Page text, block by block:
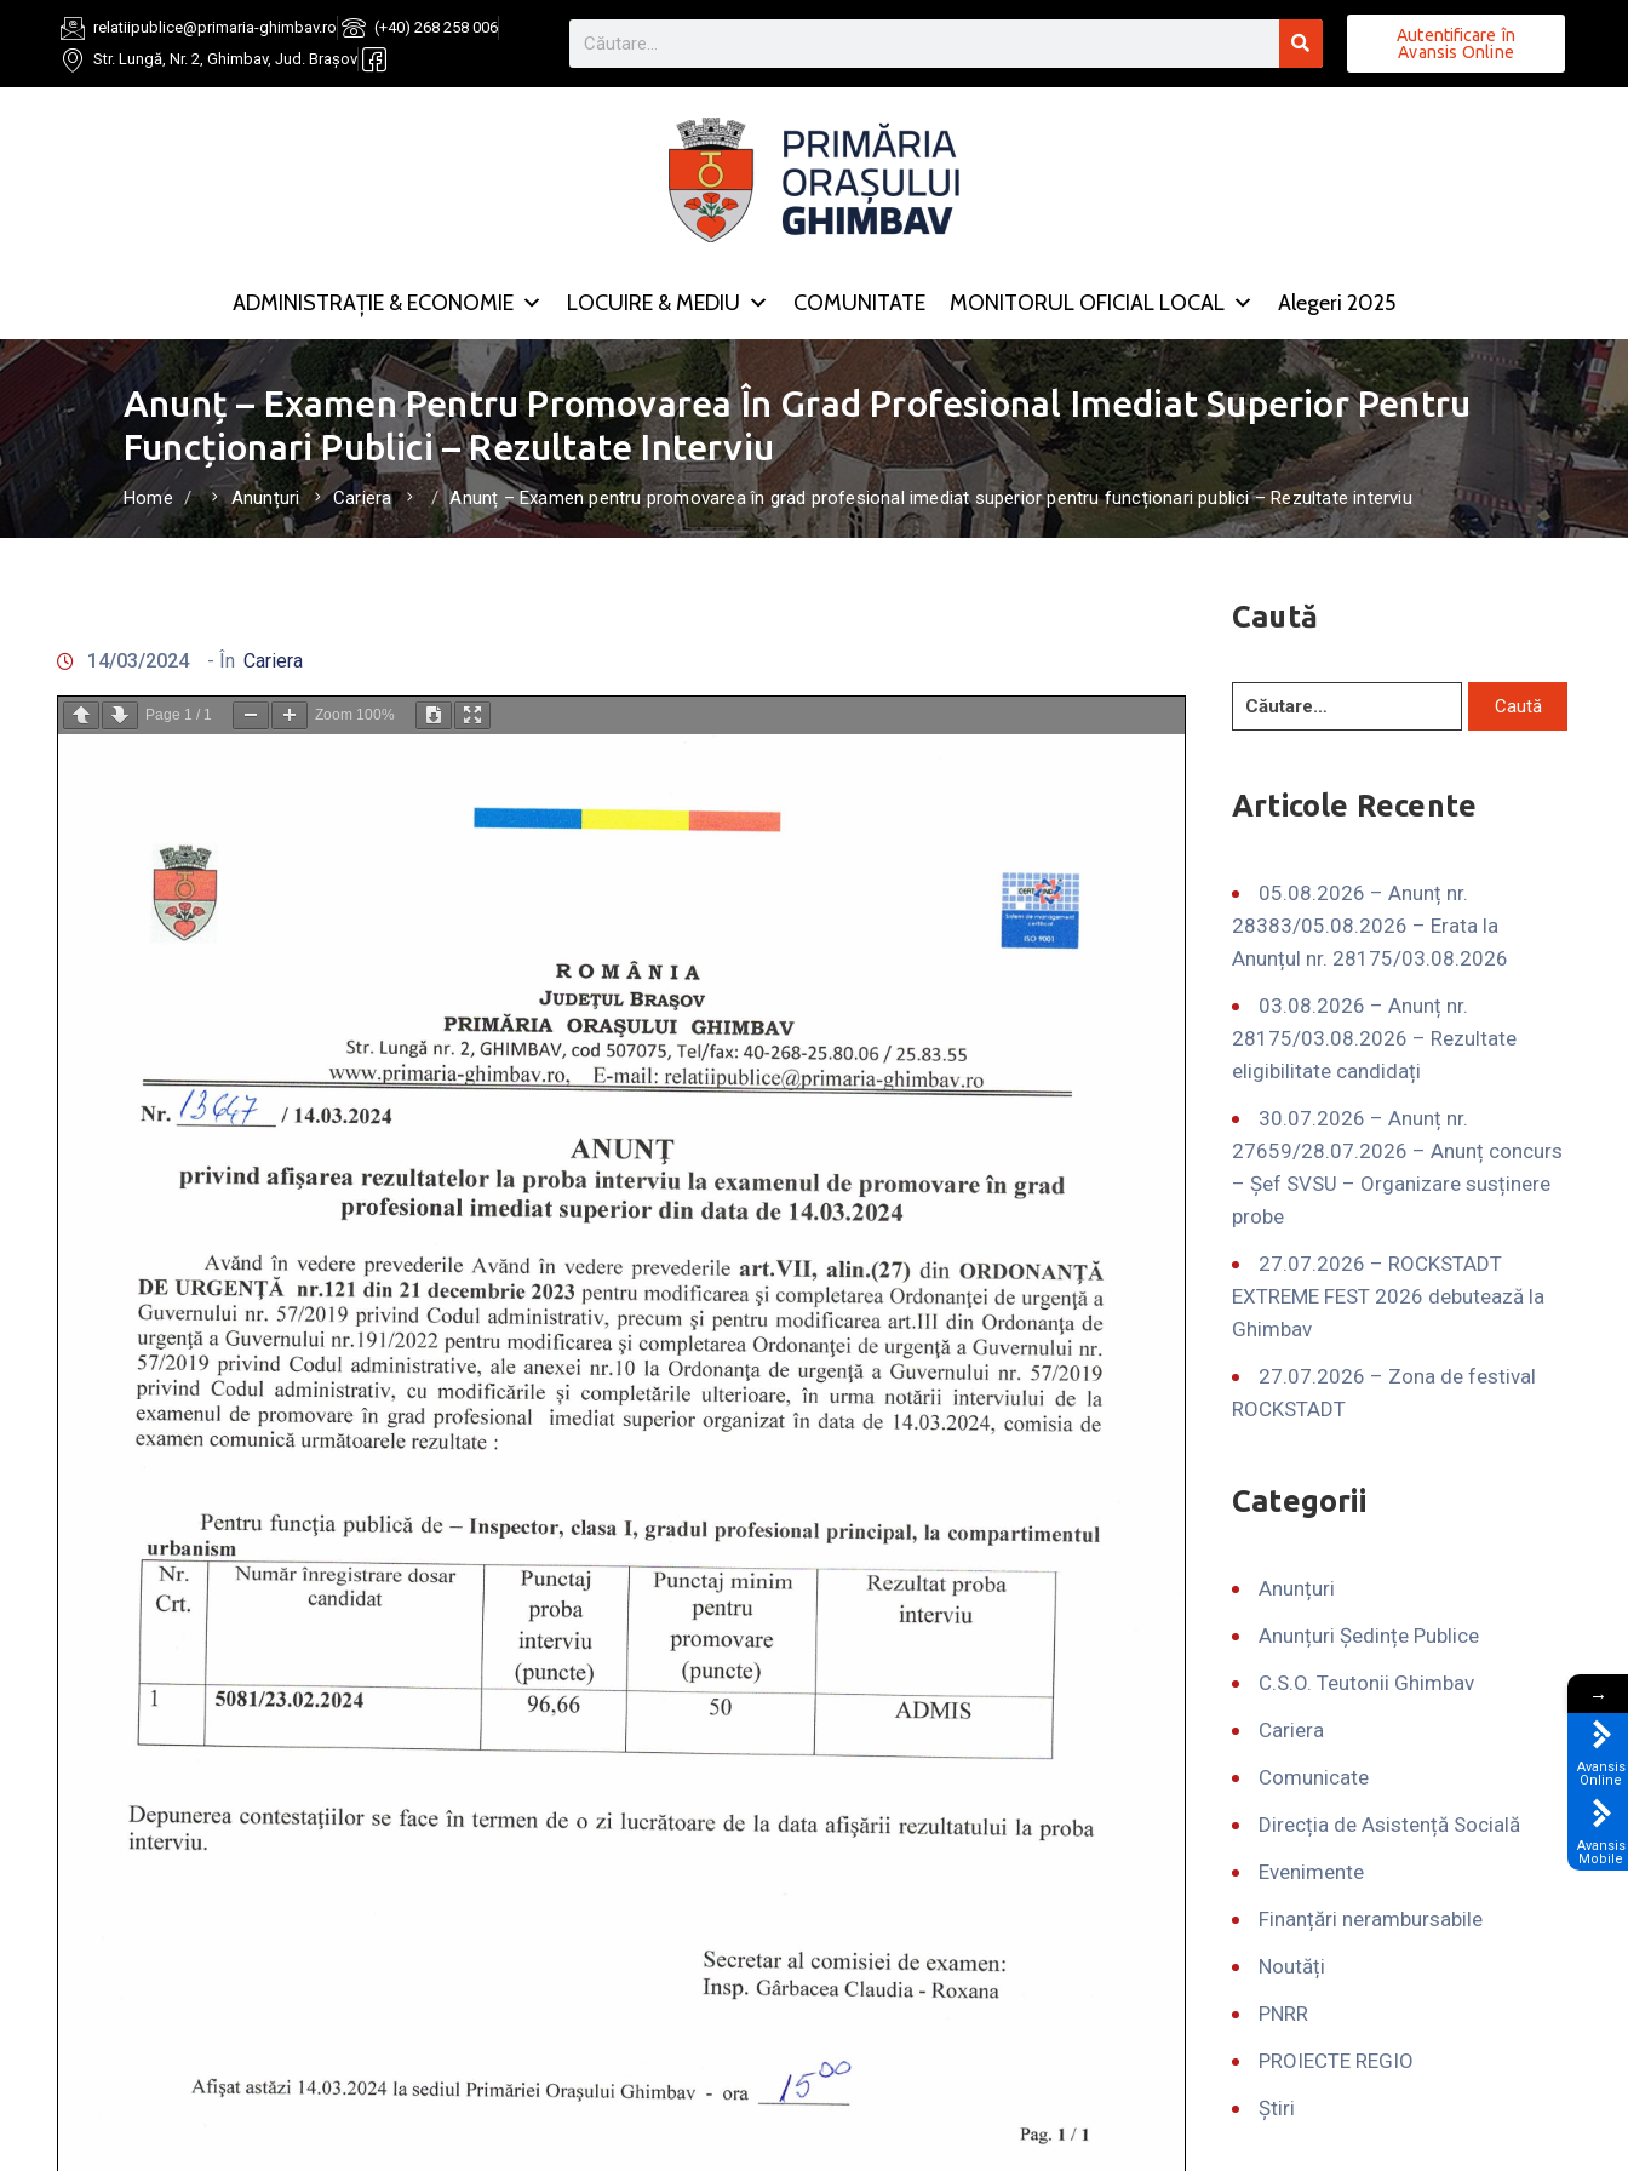
relatiipublice@primaria-ghimbav.ro
(+40) 268 258 006
Str. Lungă, Nr. 2, Ghimbav, Jud. Brașov
Autentificare în
Avansis Online
ADMINISTRAȚIE & ECONOMIE LOCUIRE & MEDIU COMUNITATE MONITORUL OFICIAL LOCAL Alegeri 2025
Anunț – Examen Pentru Promovarea În Grad Profesional Imediat Superior Pentru
Funcționari Publici – Rezultate Interviu
Home Anunțuri Cariera Anunț – Examen pentru promovarea în grad profesional imediat superior pentru funcționari publici – Rezultate interviu
14/03/2024 - În Cariera
Page 1 / 1 Zoom 100%
Caută
Articole Recente
05.08.2026 – Anunț nr.
28383/05.08.2026 – Erata la
Anunțul nr. 28175/03.08.2026
03.08.2026 – Anunț nr.
28175/03.08.2026 – Rezultate
eligibilitate candidați
30.07.2026 – Anunț nr.
27659/28.07.2026 – Anunț concurs
– Șef SVSU – Organizare susținere
probe
27.07.2026 – ROCKSTADT
EXTREME FEST 2026 debutează la
Ghimbav
27.07.2026 – Zona de festival
ROCKSTADT
Categorii
Anunțuri
Anunțuri Ședințe Publice
C.S.O. Teutonii Ghimbav
Cariera
Comunicate
Direcția de Asistență Socială
Evenimente
Finanțări nerambursabile
Noutăți
PNRR
PROIECTE REGIO
Știri
→
Avansis
Online
Avansis
Mobile